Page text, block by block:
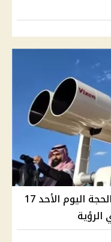
السعودية تترقب إعلان هلال ذي الحجة اليوم الأحد 17